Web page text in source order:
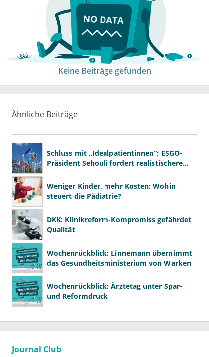
Keine Beiträge gefunden
Ähnliche Beiträge
Schluss mit „Idealpatientinnen“: ESGO-
Präsident Sehouli fordert realistischere
Weniger Kinder, mehr Kosten: Wohin
steuert die Pädiatrie?
DKK: Klinikreform-Kompromiss gefährdet
Qualität
Wochenrückblick: Linnemann übernimmt
das Gesundheitsministerium von Warken
Wochenrückblick: Ärztetag unter Spar-
und Reformdruck
Journal Club